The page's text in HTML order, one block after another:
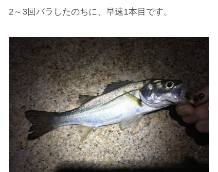
2～3回バラしたのちに、早速1本目です。